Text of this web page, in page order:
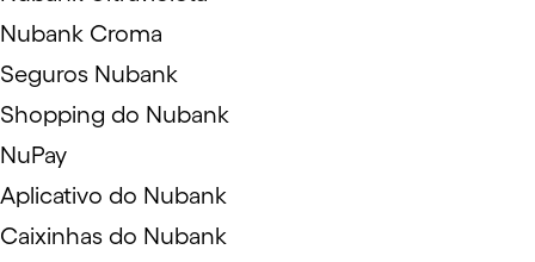
Nubank Croma
Seguros Nubank
Shopping do Nubank
NuPay
Aplicativo do Nubank
Caixinhas do Nubank